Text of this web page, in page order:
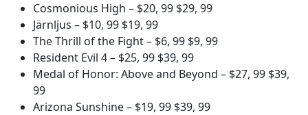
Cosmonious High – $20, 99 $29, 99
Järnljus – $10, 99 $19, 99
The Thrill of the Fight – $6, 99 $9, 99
Resident Evil 4 – $25, 99 $39, 99
Medal of Honor: Above and Beyond – $27, 99 $39,
99
Arizona Sunshine – $19, 99 $39, 99